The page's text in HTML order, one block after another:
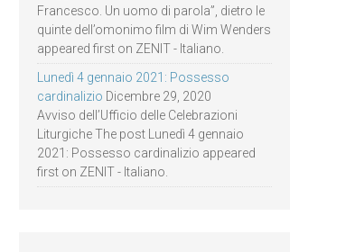
Francesco. Un uomo di parola”, dietro le
quinte dell’omonimo film di Wim Wenders
appeared first on ZENIT - Italiano.
Lunedì 4 gennaio 2021: Possesso
cardinalizio Dicembre 29, 2020
Avviso dell’Ufficio delle Celebrazioni
Liturgiche The post Lunedì 4 gennaio
2021: Possesso cardinalizio appeared
first on ZENIT - Italiano.